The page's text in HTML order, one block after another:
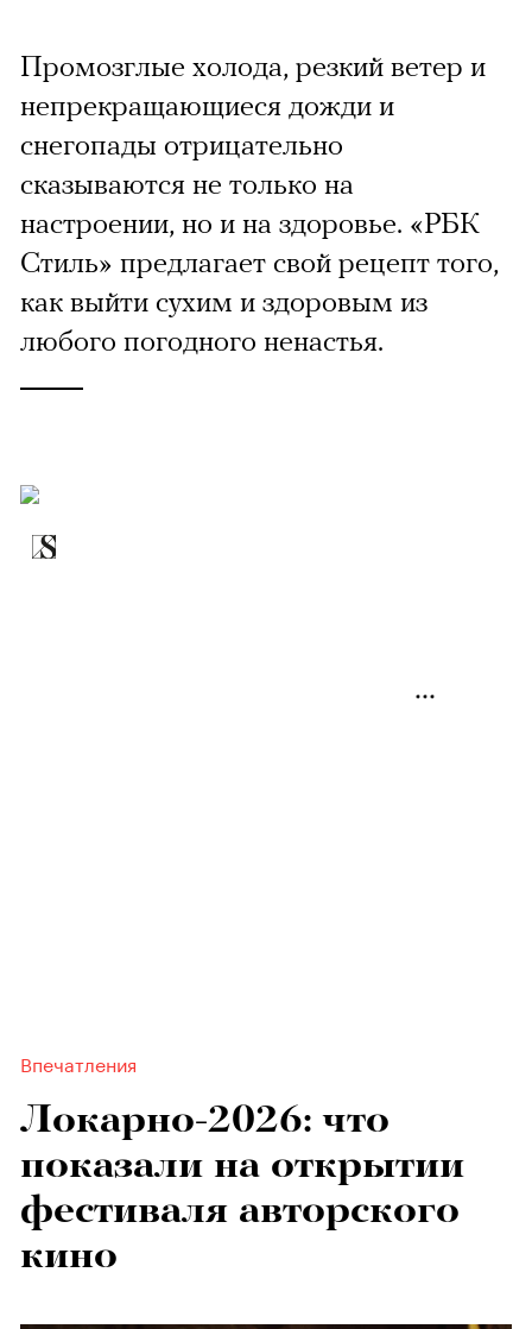
Промозглые холода, резкий ветер и
непрекращающиеся дожди и
снегопады отрицательно
сказываются не только на
настроении, но и на здоровье. «РБК
Стиль» предлагает свой рецепт того,
как выйти сухим и здоровым из
любого погодного ненастья.
Впечатления
Локарно-2026: что
показали на открытии
фестиваля авторского
кино